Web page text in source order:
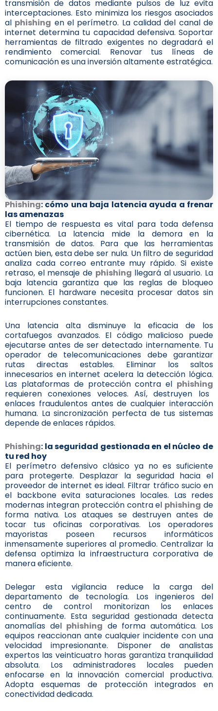
transmisión de datos mediante pulsos de luz evita
interceptaciones. Esto minimiza los riesgos asociados
al phishing en el perímetro. La calidad del canal de
internet determina tu capacidad defensiva. Soportar
herramientas de filtrado exigentes no degradará el
rendimiento comercial. Renovar tus líneas de
comunicación es una inversión altamente estratégica.
Phishing: cómo una baja latencia ayuda a frenar
las amenazas
El tiempo de respuesta es vital para toda defensa
cibernética. La latencia mide la demora en la
transmisión de datos. Para que las herramientas
actúen bien, esta debe ser nula. Un filtro de seguridad
analiza cada correo entrante muy rápido. Si existe
retraso, el mensaje de phishing llegará al usuario. La
baja latencia garantiza que las reglas de bloqueo
funcionen. El hardware necesita procesar datos sin
interrupciones constantes.
Una latencia alta disminuye la eficacia de los
cortafuegos avanzados. El código malicioso puede
ejecutarse antes de ser detectado internamente. Tu
operador de telecomunicaciones debe garantizar
rutas directas estables. Eliminar los saltos
innecesarios en internet acelera la detección lógica.
Las plataformas de protección contra el phishing
requieren conexiones veloces. Así, destruyen los
enlaces fraudulentos antes de cualquier interacción
humana. La sincronización perfecta de tus sistemas
depende de enlaces rápidos.
Phishing: la seguridad gestionada en el núcleo de
tu red hoy
El perímetro defensivo clásico ya no es suficiente
para protegerte. Desplazar la seguridad hacia el
proveedor de internet es ideal. Filtrar tráfico sucio en
el backbone evita saturaciones locales. Las redes
modernas integran protección contra el phishing de
forma nativa. Los ataques se destruyen antes de
tocar tus oficinas corporativas. Los operadores
mayoristas poseen recursos informáticos
inmensamente superiores al promedio. Centralizar la
defensa optimiza la infraestructura corporativa de
manera eficiente.
Delegar esta vigilancia reduce la carga del
departamento de tecnología. Los ingenieros del
centro de control monitorizan los enlaces
continuamente. Esta seguridad gestionada detecta
anomalías del phishing de forma automática. Los
equipos reaccionan ante cualquier incidente con una
velocidad impresionante. Disponer de analistas
expertos las veinticuatro horas garantiza tranquilidad
absoluta. Los administradores locales pueden
enfocarse en la innovación comercial productiva.
Adopta esquemas de protección integrados en
conectividad dedicada.